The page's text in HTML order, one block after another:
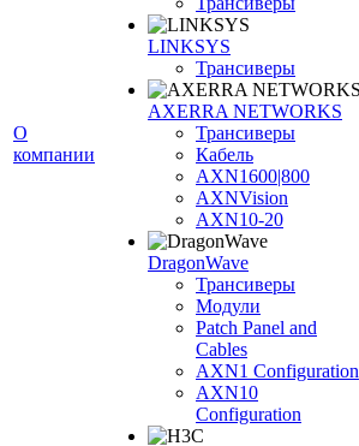
О
компании
LINKSYS
Трансиверы
AXERRA NETWORKS
Трансиверы
Кабель
AXN1600|800
AXNVision
AXN10-20
DragonWave
Трансиверы
Модули
Patch Panel and
Cables
AXN1 Configuration
AXN10
Configuration